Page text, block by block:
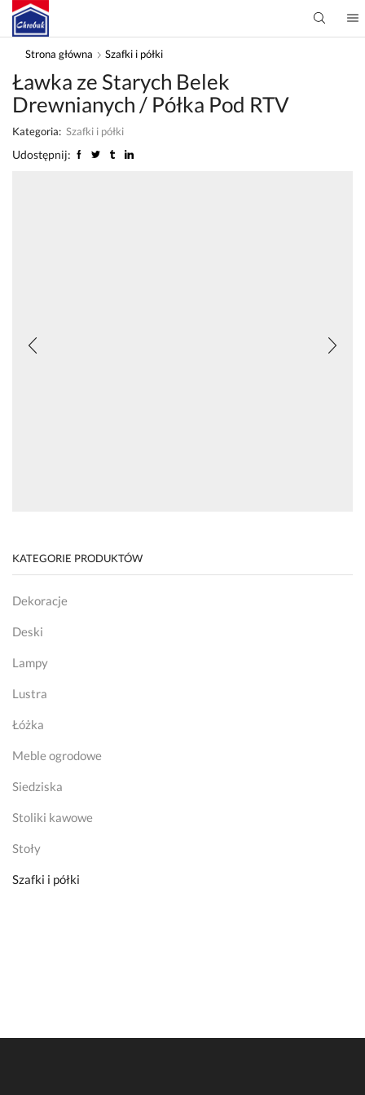
Strona główna Szafki i półki
Ławka ze Starych Belek
Drewnianych / Półka Pod RTV
Kategoria: Szafki i półki
Udostępnij:
KATEGORIE PRODUKTÓW
Dekoracje
Deski
Lampy
Lustra
Łóżka
Meble ogrodowe
Siedziska
Stoliki kawowe
Stoły
Szafki i półki